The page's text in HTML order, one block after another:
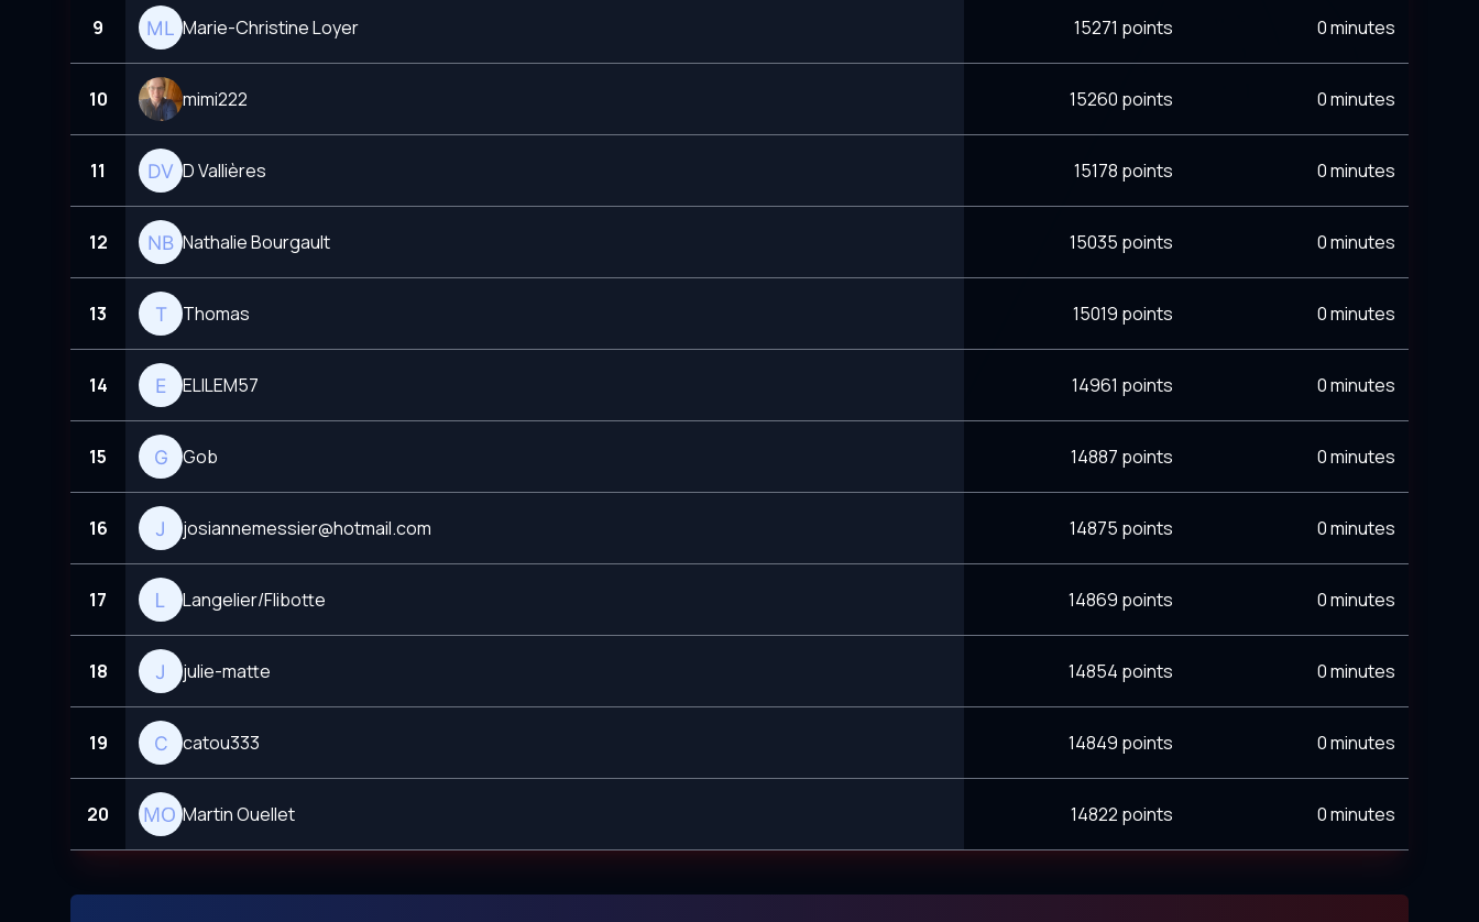
9 Marie-Christine Loyer 15271 points 0 minutes
10 mimi222 15260 points 0 minutes
11 D Vallières 15178 points 0 minutes
12 Nathalie Bourgault 15035 points 0 minutes
13 Thomas 15019 points 0 minutes
14 ELILEM57 14961 points 0 minutes
15 Gob 14887 points 0 minutes
16 josiannemessier@hotmail.com 14875 points 0 minutes
17 Langelier/Flibotte 14869 points 0 minutes
18 julie-matte 14854 points 0 minutes
19 catou333 14849 points 0 minutes
20 Martin Ouellet 14822 points 0 minutes